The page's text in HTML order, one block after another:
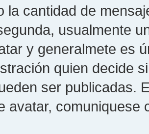
la cantidad de
usualmente
y generalmete es
quien decide
ser publicadas.
avatar, comuniquese